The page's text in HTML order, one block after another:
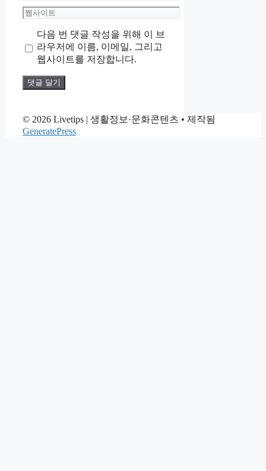
메
일
웹
트
다음 번 댓글 작성을 위해 이 브
라우저에 이름, 이메일, 그리고
웹사이트를 저장합니다.
© 2026 Livetips | 생활정보·문화콘텐츠 • 제작됨
GeneratePress